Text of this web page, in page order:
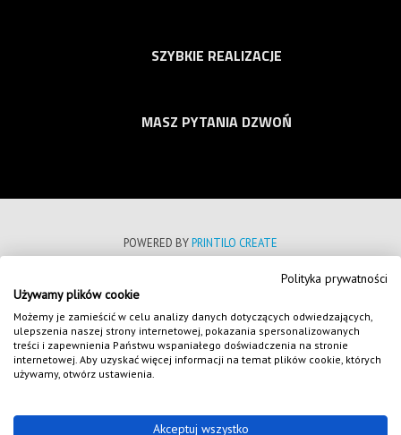
SZYBKIE REALIZACJE
MASZ PYTANIA DZWOŃ
POWERED BYPRINTILO CREATE
REGULAMIN SKLEPU INTERNETOWEGO
FORMULARZE
NASZE REALIZACJE
Polityka prywatności
Używamy plików cookie
Możemy je zamieścić w celu analizy danych dotyczących odwiedzających,
ulepszenia naszej strony internetowej, pokazania spersonalizowanych
treści i zapewnienia Państwu wspaniałego doświadczenia na stronie
internetowej. Aby uzyskać więcej informacji na temat plików cookie, których
używamy, otwórz ustawienia.
Akceptuj wszystko